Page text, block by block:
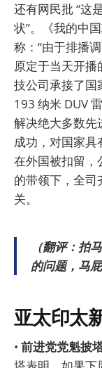
还有网民批 “这
状”。《我的中
称：“由于排播
原定于当天开
技公司承接了国
193 纳米 DUV
解决绝大多数先
成功，对国家具
在外国被扣留，
的带领下，全
关。
（翻评：拍
的问题，马
亚太印太
• 前进党党魁披